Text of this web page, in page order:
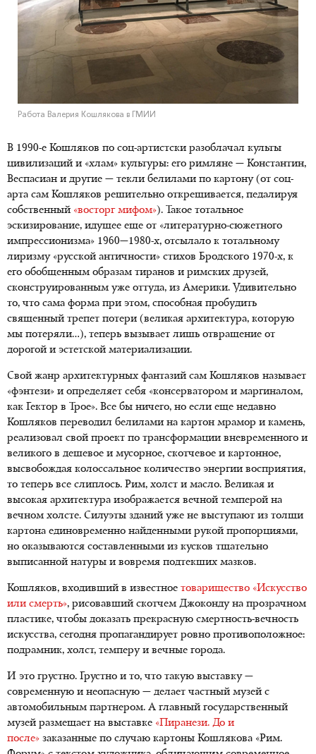
Работа Валерия Кошлякова в ГМИИ
В 1990-е Кошляков по соц-артистски разоблачал культы
цивилизаций и «хлам» культуры: его римляне — Константин,
Веспасиан и другие — текли белилами по картону (от соц-
арта сам Кошляков решительно открещивается, педалируя
собственный «восторг мифом»). Такое тотальное
эскизирование, идущее еще от «литературно-сюжетного
импрессионизма» 1960—1980-х, отсылало к тотальному
лиризму «русской античности» стихов Бродского 1970-х, к
его обобщенным образам тиранов и римских друзей,
сконструированным уже оттуда, из Америки. Удивительно
то, что сама форма при этом, способная пробудить
священный трепет потери (великая архитектура, которую
мы потеряли…), теперь вызывает лишь отвращение от
дорогой и эстетской материализации.
Свой жанр архитектурных фантазий сам Кошляков называет
«фэнтези» и определяет себя «консерватором и маргиналом,
как Гектор в Трое». Все бы ничего, но если еще недавно
Кошляков переводил белилами на картон мрамор и камень,
реализовал свой проект по трансформации вневременного и
великого в дешевое и мусорное, скотчевое и картонное,
высвобождая колоссальное количество энергии восприятия,
то теперь все слиплось. Рим, холст и масло. Великая и
высокая архитектура изображается вечной темперой на
вечном холсте. Силуэты зданий уже не выступают из толщи
картона единовременно найденными рукой пропорциями,
но оказываются составленными из кусков тщательно
выписанной натуры и вовремя подтекших мазков.
Кошляков, входивший в известное товарищество «Искусство
или смерть», рисовавший скотчем Джоконду на прозрачном
пластике, чтобы доказать прекрасную смертность-вечность
искусства, сегодня пропагандирует ровно противоположное:
подрамник, холст, темперу и вечные города.
И это грустно. Грустно и то, что такую выставку —
современную и неопасную — делает частный музей с
автомобильным партнером. А главный государственный
музей размещает на выставке «Пиранези. До и
после» заказанные по случаю картоны Кошлякова «Рим.